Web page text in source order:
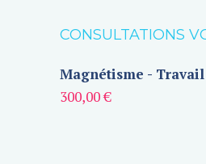
CONSULTATIONS
Magnétisme -
300,00€